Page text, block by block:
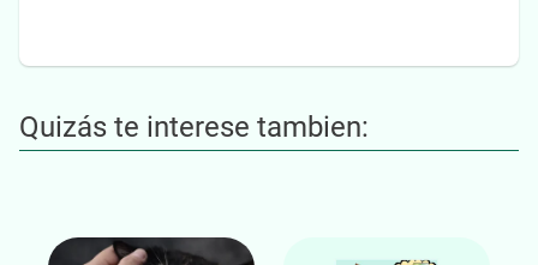
Quizás te interese tambien: